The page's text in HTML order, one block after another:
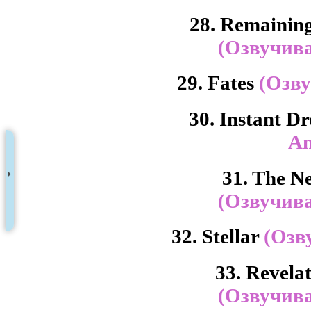
28.
29. Fates
30. Instant
31. The
32. Stellar
33.